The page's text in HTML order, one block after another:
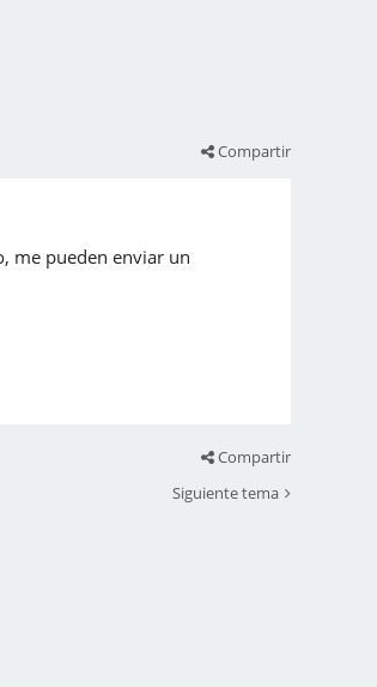
Compartir
me pueden enviar un
Compartir
Siguiente tema